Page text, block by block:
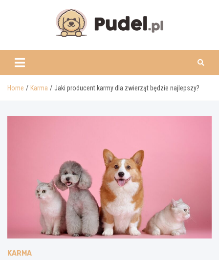
www.pudel.pl
Home Karma Jaki producent karmy dla zwierząt będzie najlepszy?
KARMA